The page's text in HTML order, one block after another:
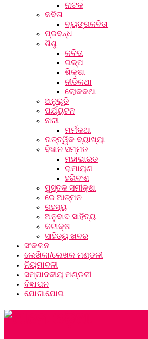
ନାଟକ
କବିତା
ବ୍ୟଙ୍ଗକବିତା
ପ୍ରବନ୍ଧ
ଶିଶୁ
କବିତା
ଗଳ୍ପ
ଶିକ୍ଷା
ନୀତିକଥା
ଲୋକକଥା
ଅନୁଭୂତି
ପର୍ଯ୍ୟଟନ
ନାରୀ
ମର୍ମକଥା
ତାତ୍ତ୍ୱିକ ବ୍ୟାଖ୍ୟା
ବିଜ୍ଞାନ ସମ୍ମତ
ମହାଭାରତ
ରାମାୟଣ
ହରିବଂଶ
ପୁସ୍ତକ ସମୀକ୍ଷା
ରେ ଆତ୍ମନ
ରହସ୍ୟ
ଅନୁବାଦ ସାହିତ୍ୟ
କଟାକ୍ଷ
ସାହିତ୍ୟ ଖବର
ସଂକଳନ
ଲେଖିକା/ଲେଖକ ମଣ୍ଡଳୀ
ନିୟମାବଳୀ
ସମ୍ପାଦକୀୟ ମଣ୍ଡଳୀ
ବିଜ୍ଞାପନ
ଯୋଗାଯୋଗ